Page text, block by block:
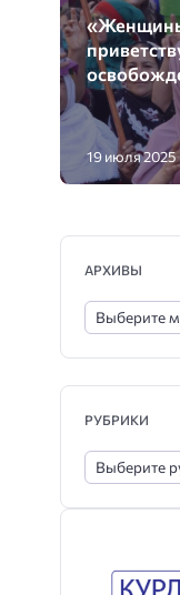
19 июля 2025
АРХИВЫ
РУБРИКИ